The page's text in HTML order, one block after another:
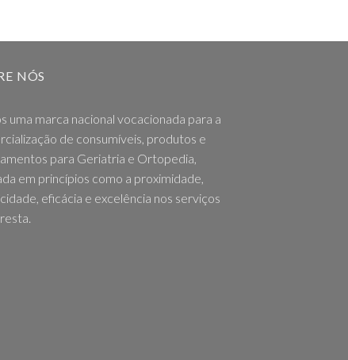
NÓS
uma marca nacional vocacionada para a
de consumíveis, produtos e
para Geriatria e Ortopedia,
em princípios como a proximidade,
eficácia e excelência nos serviços